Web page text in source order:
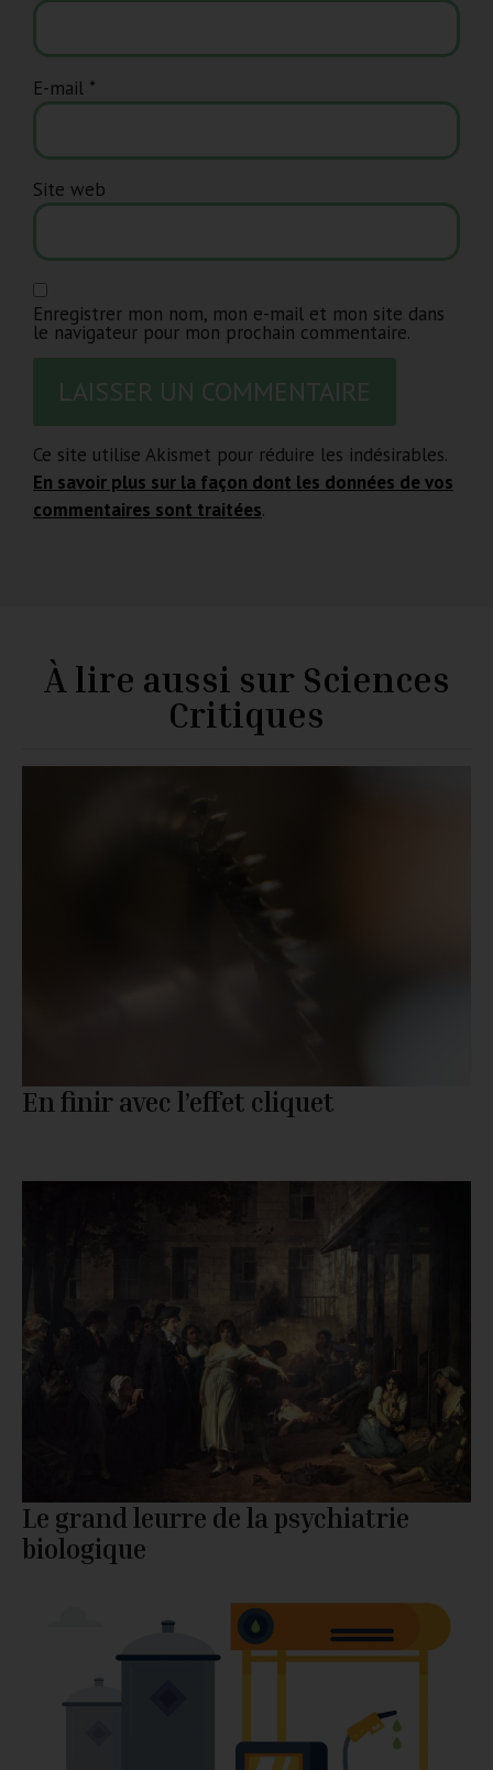
E-mail *
Site web
Enregistrer mon nom, mon e-mail et mon site dans
le navigateur pour mon prochain commentaire.
Ce site utilise Akismet pour réduire les indésirables.
En savoir plus sur la façon dont les données de vos
commentaires sont traitées.
À lire aussi sur Sciences
Critiques
En finir avec l’effet cliquet
Le grand leurre de la psychiatrie
biologique